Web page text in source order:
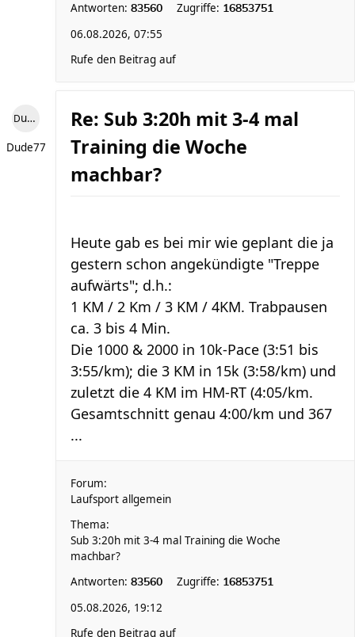
Antworten: 83560 Zugriffe: 16853751
06.08.2026, 07:55
Rufe den Beitrag auf
Dude77
Dude77
Re: Sub 3:20h mit 3-4 mal
Training die Woche
machbar?
Heute gab es bei mir wie geplant die ja
gestern schon angekündigte "Treppe
aufwärts"; d.h.:
1 KM / 2 Km / 3 KM / 4KM. Trabpausen
ca. 3 bis 4 Min.
Die 1000 & 2000 in 10k-Pace (3:51 bis
3:55/km); die 3 KM in 15k (3:58/km) und
zuletzt die 4 KM im HM-RT (4:05/km.
Gesamtschnitt genau 4:00/km und 367
...
Forum:
Laufsport allgemein
Thema:
Sub 3:20h mit 3-4 mal Training die Woche
machbar?
Antworten: 83560 Zugriffe: 16853751
05.08.2026, 19:12
Rufe den Beitrag auf